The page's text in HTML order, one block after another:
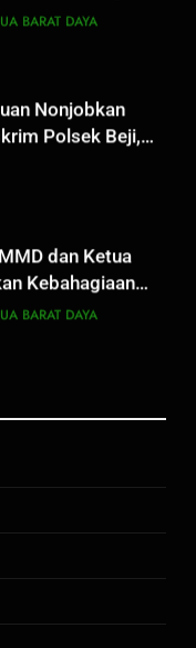
Trikora
BARAT DAYA
Nonjobkan
Polsek Beji,
Transparansi
dan Ketua
Kebahagiaan
dan Anak-
BARAT DAYA
Tidak Sah
Korban Diduga
Komitmen
Transparan